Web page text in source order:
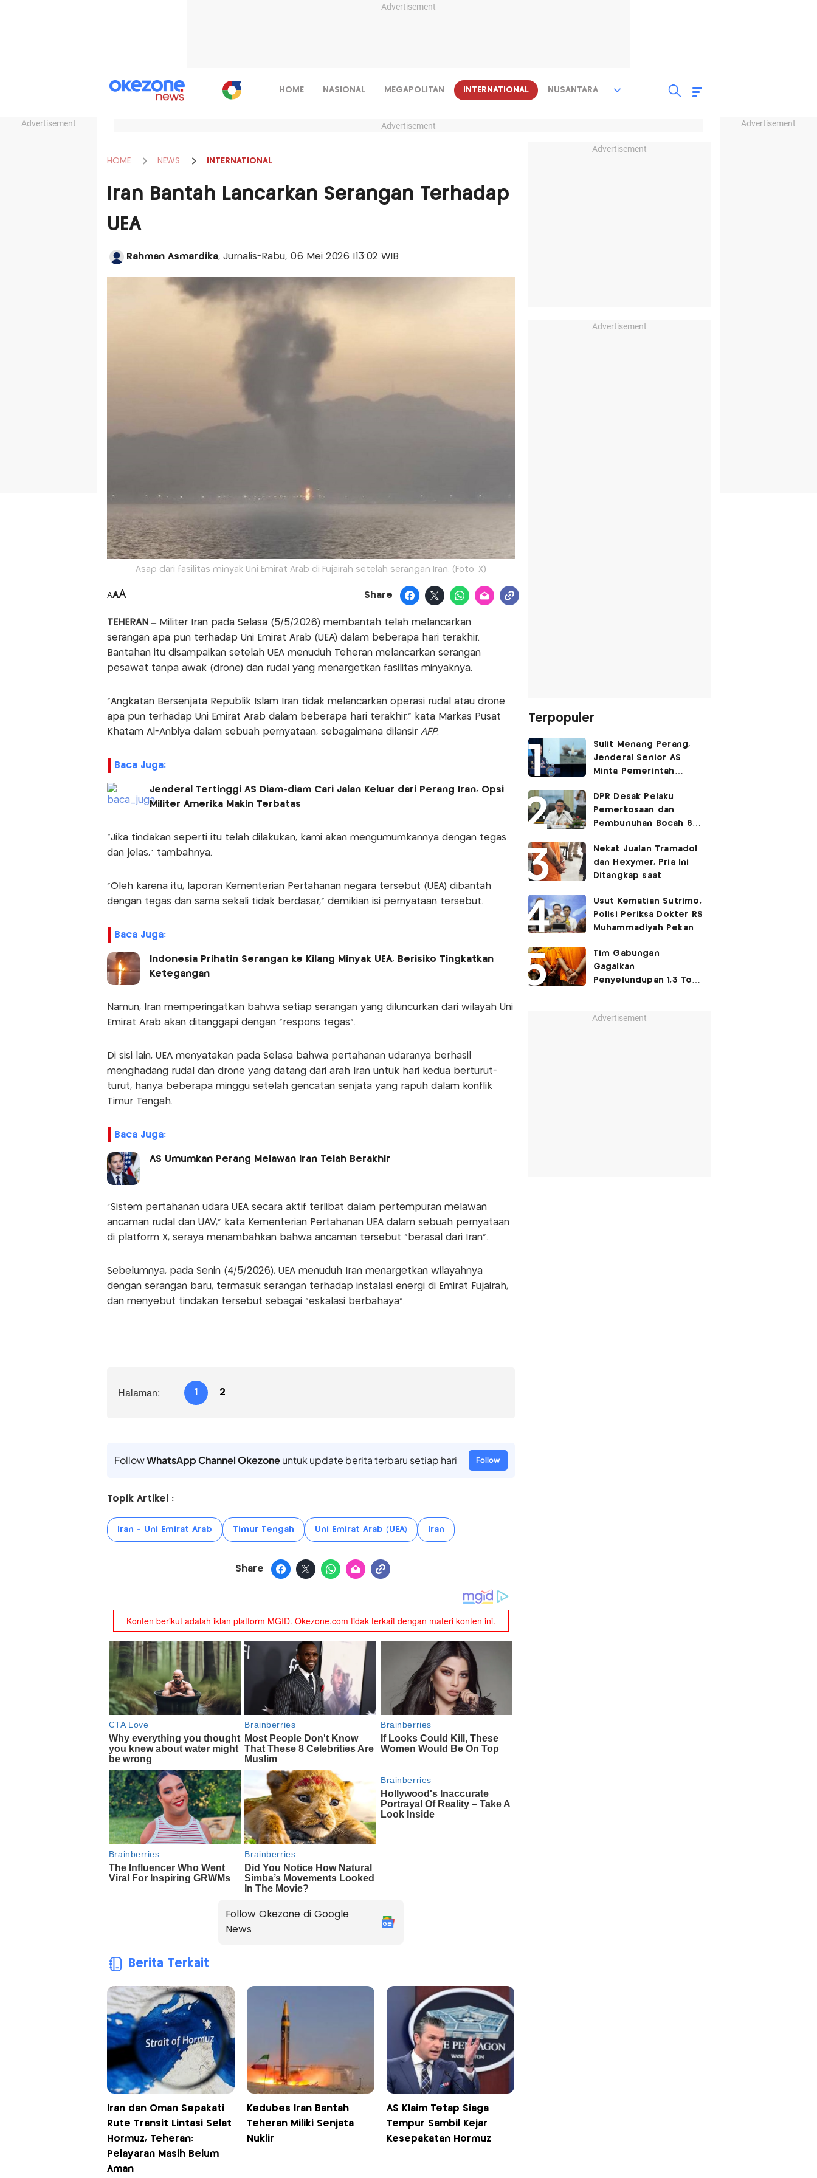
Advertisement
Advertisement Advertisement
HOME NASIONAL MEGAPOLITAN INTERNATIONAL NUSANTARA
Advertisement
HOME NEWS INTERNATIONAL
Iran Bantah Lancarkan Serangan Terhadap
UEA
Rahman Asmardika, Jurnalis-Rabu, 06 Mei 2026 |13:02 WIB
Asap dari fasilitas minyak Uni Emirat Arab di Fujairah setelah serangan Iran. (Foto: X)
AAA Share
TEHERAN – Militer Iran pada Selasa (5/5/2026) membantah telah melancarkan
serangan apa pun terhadap Uni Emirat Arab (UEA) dalam beberapa hari terakhir.
Bantahan itu disampaikan setelah UEA menuduh Teheran melancarkan serangan
pesawat tanpa awak (drone) dan rudal yang menargetkan fasilitas minyaknya.
"Angkatan Bersenjata Republik Islam Iran tidak melancarkan operasi rudal atau drone
apa pun terhadap Uni Emirat Arab dalam beberapa hari terakhir," kata Markas Pusat
Khatam Al-Anbiya dalam sebuah pernyataan, sebagaimana dilansir AFP.
Baca Juga:
Jenderal Tertinggi AS Diam-diam Cari Jalan Keluar dari Perang Iran, Opsi
Militer Amerika Makin Terbatas
"Jika tindakan seperti itu telah dilakukan, kami akan mengumumkannya dengan tegas
dan jelas," tambahnya.
"Oleh karena itu, laporan Kementerian Pertahanan negara tersebut (UEA) dibantah
dengan tegas dan sama sekali tidak berdasar," demikian isi pernyataan tersebut.
Baca Juga:
Indonesia Prihatin Serangan ke Kilang Minyak UEA, Berisiko Tingkatkan
Ketegangan
Namun, Iran memperingatkan bahwa setiap serangan yang diluncurkan dari wilayah Uni
Emirat Arab akan ditanggapi dengan "respons tegas".
Di sisi lain, UEA menyatakan pada Selasa bahwa pertahanan udaranya berhasil
menghadang rudal dan drone yang datang dari arah Iran untuk hari kedua berturut-
turut, hanya beberapa minggu setelah gencatan senjata yang rapuh dalam konflik
Timur Tengah.
Baca Juga:
AS Umumkan Perang Melawan Iran Telah Berakhir
"Sistem pertahanan udara UEA secara aktif terlibat dalam pertempuran melawan
ancaman rudal dan UAV," kata Kementerian Pertahanan UEA dalam sebuah pernyataan
di platform X, seraya menambahkan bahwa ancaman tersebut "berasal dari Iran".
Sebelumnya, pada Senin (4/5/2026), UEA menuduh Iran menargetkan wilayahnya
dengan serangan baru, termasuk serangan terhadap instalasi energi di Emirat Fujairah,
dan menyebut tindakan tersebut sebagai "eskalasi berbahaya".
Halaman: 1 2
FollowWhatsApp Channel Okezoneuntuk update berita terbaru setiap hari Follow
Topik Artikel :
Iran - Uni Emirat Arab Timur Tengah Uni Emirat Arab (UEA) Iran
Share
Follow Okezone di Google
News
Berita Terkait
Iran dan Oman Sepakati
Rute Transit Lintasi Selat
Hormuz, Teheran:
Pelayaran Masih Belum
Aman
Kedubes Iran Bantah
Teheran Miliki Senjata
Nuklir
AS Klaim Tetap Siaga
Tempur Sambil Kejar
Kesepakatan Hormuz
Advertisement
Advertisement
Terpopuler
Sulit Menang Perang,
Jenderal Senior AS
Minta Pemerintah
Lawan Iran
DPR Desak Pelaku
Pemerkosaan dan
Pembunuhan Bocah 6
Dihukum Seumur Hidup
Nekat Jualan Tramadol
dan Hexymer, Pria Ini
Ditangkap saat
Usut Kematian Sutrimo,
Polisi Periksa Dokter RS
Muhammadiyah Pekan
Tim Gabungan
Gagalkan
Penyelundupan 1,3 Ton
Advertisement